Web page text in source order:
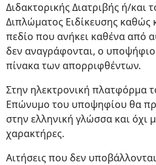
Διδακτορικής Διατριβής ή/και
Διπλώματος Ειδίκευσης καθώς
πεδίο που ανήκει καθένα από
δεν αναγράφονται, ο
πίνακα των απορριφθέντων.
Στην ηλεκτρονική πλατφόρμα
Επώνυμο του υποψηφίου θα
στην ελληνική γλώσσα και όχι
χαρακτήρες.
Αιτήσεις που δεν